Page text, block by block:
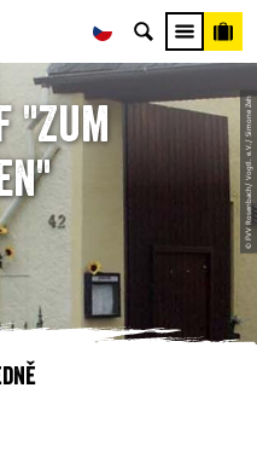
© FVV Rosenbach/ Vogtl. e.V./ Simone Zeh
"Zum